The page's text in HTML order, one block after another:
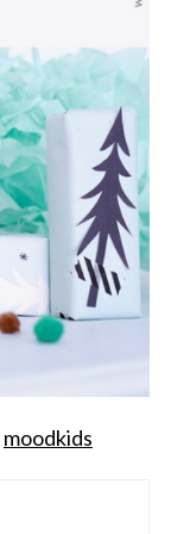
moodkids